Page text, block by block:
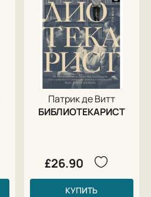
Патрик де Витт
БИБЛИОТЕКАРИСТ
£26.90
КУПИТЬ